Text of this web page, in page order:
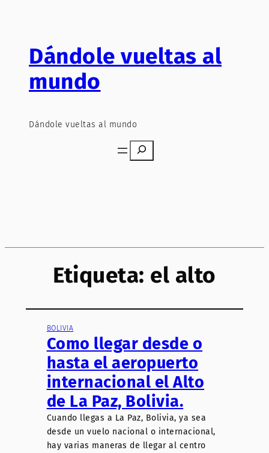
contenido
Dándole vueltas al
mundo
Dándole vueltas al mundo
Search
Etiqueta: el alto
BOLIVIA
Como llegar desde o
hasta el aeropuerto
internacional el Alto
de La Paz, Bolivia.
Cuando llegas a La Paz, Bolivia, ya sea
desde un vuelo nacional o internacional,
hay varias maneras de llegar al centro